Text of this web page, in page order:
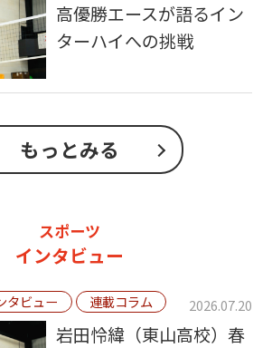
高優勝エースが語るイン
ターハイへの挑戦
もっとみる
スポーツ
インタビュー
タビュー 連載コラム 2026.07.20
岩田怜緯（東山高校）春